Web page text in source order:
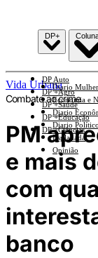
DP+
DP Auto
DP +Agro
DP +Saúde
DP +Educação
DP +Ciências
Diario Mulher
Economia e
Diario
Diario Político
Esplanada
Opinião
Vida Urbana
Combate ao crime
PM
e mais
com
banco